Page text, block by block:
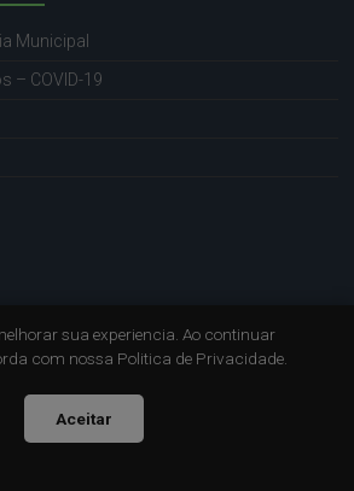
Municipal
– COVID-19
sua experiencia. Ao continuar
com nossa Politica de Privacidade.
Aceitar